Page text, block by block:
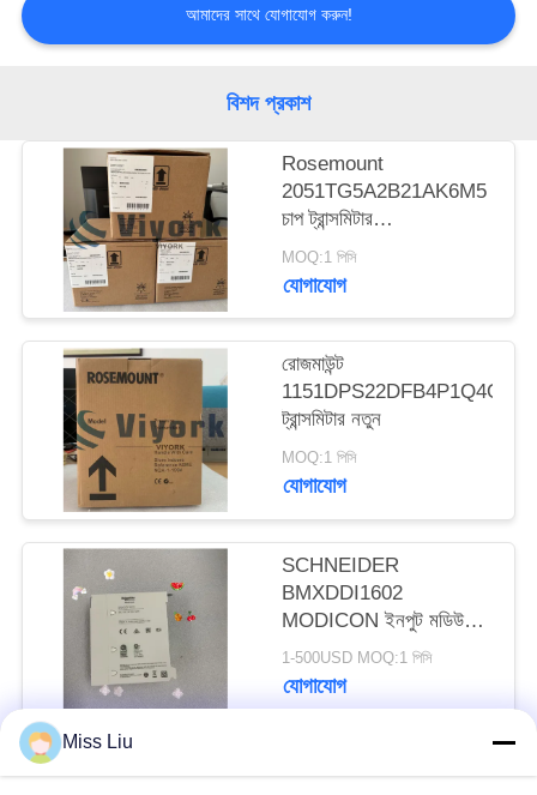
আবেদন
ম্যাপ
PRIVACY
POLICY
আমাদের সাথে যোগাযোগ করুন!
বিশদ প্রকাশ
Rosemount
2051TG5A2B21AK6M5
চাপ ট্রান্সমিটার
NEW&ORIGINAL
MOQ:1 পিসি
যোগাযোগ
রোজমাউন্ট
1151DPS22DFB4P1Q4Q8
ট্রান্সমিটার নতুন
MOQ:1 পিসি
যোগাযোগ
SCHNEIDER
BMXDDI1602
MODICON ইনপুট মডিউল
2.5W 24VDC IP20 নতুন
1-500USD MOQ:1 পিসি
যোগাযোগ
Miss Liu